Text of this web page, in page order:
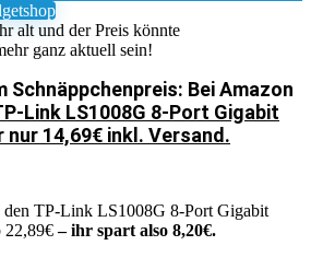
alt und der Preis könnte
ganz aktuell sein!
Schnäppchenpreis: Bei Amazon
Link LS1008G 8-Port Gigabit
14,69€ inkl. Versand.
den TP-Link LS1008G 8-Port Gigabit
22,89€– ihr spart also 8,20€.